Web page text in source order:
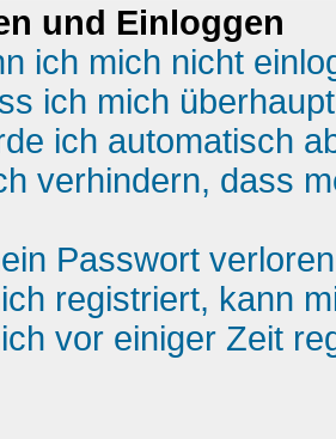
und Einloggen
ich mich nicht
ich mich
ich automatisch
verhindern, dass
Passwort
registriert, kann
vor einiger Zeit